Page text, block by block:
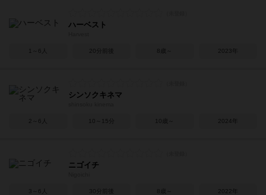
ハーベスト
1～6人 20分前後 8歳～ 2023年
シンソクキネマ
2～6人 10～15分 10歳～ 2024年
ニゴイチ
3～6人 30分前後 8歳～ 2022年